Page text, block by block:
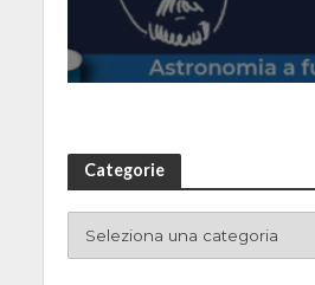
Categorie